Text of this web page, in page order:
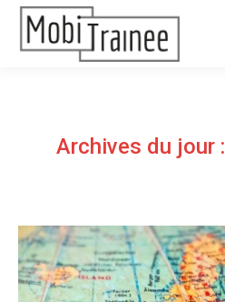
Archives du jour :